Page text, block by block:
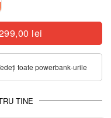
lei
toate powerbank-urile
TINE